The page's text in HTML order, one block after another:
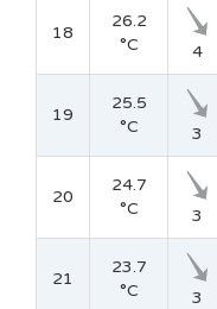
18
26.2
°C
4
19
25.5
°C
3
20
24.7
°C
3
21
23.7
°C
3